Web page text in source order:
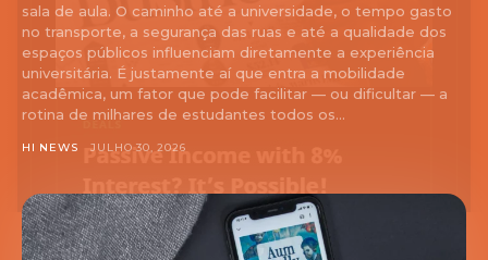
sala de aula. O caminho até a universidade, o tempo gasto
no transporte, a segurança das ruas e até a qualidade dos
espaços públicos influenciam diretamente a experiência
universitária. É justamente aí que entra a mobilidade
acadêmica, um fator que pode facilitar — ou dificultar — a
rotina de milhares de estudantes todos os...
HI NEWS JULHO 30, 2026